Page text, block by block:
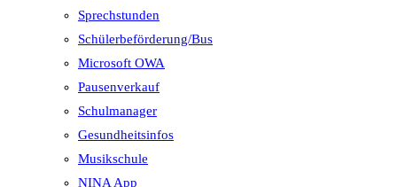
Sprechstunden
Schülerbeförderung/Bus
Microsoft OWA
Pausenverkauf
Schulmanager
Gesundheitsinfos
Musikschule
NINA App